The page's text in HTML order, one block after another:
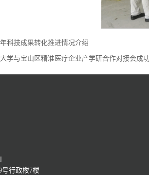
科技成果转化推进情况介绍
大学与宝山区精准医疗企业产学研合作对接会成
号行政楼7楼